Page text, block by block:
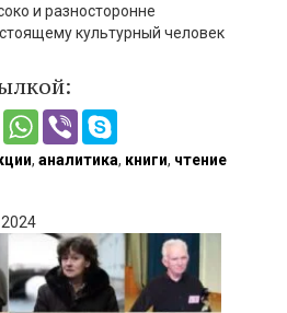
и разносторонне
культурный человек
, аналитика, книги, чтение
2024